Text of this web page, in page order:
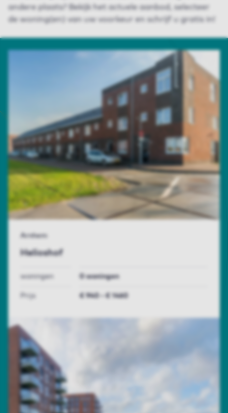
andere plaats? Bekijk het actuele aanbod, selecteer
de woning(en) van uw voorkeur en schrijf u gratis in!
Helioshof
Arnhem
woningen 0 woningen
Prijs € 940 - € 1460